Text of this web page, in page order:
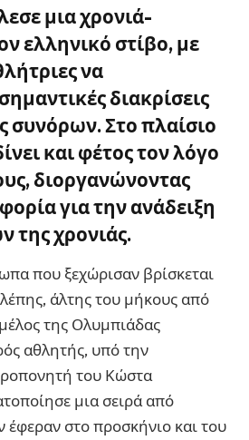
μια χρονιά-
ελληνικό στίβο, με
να
διακρίσεις
συνόρων. Στο πλαίσιο
και φέτος τον λόγο
διοργανώνοντας
για την ανάδειξη
της χρονιάς.
που ξεχώρισαν βρίσκεται
άλτης του μήκους από
της Ολυμπιάδας
αθλητής, υπό την
του Κώστα
μια σειρά από
έφεραν στο προσκήνιο και του